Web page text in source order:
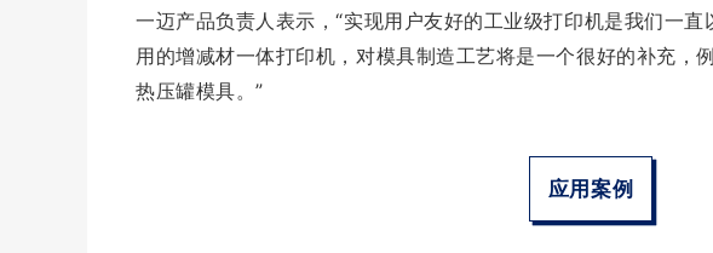
一迈产品负责人表示，“实现用户友好的工业级打印机是我们一
用的增减材一体打印机，对模具制造工艺将是一个很好的补充，
热压罐模具。”
应用案例